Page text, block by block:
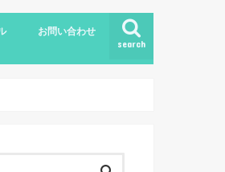
search
お問い合わせ